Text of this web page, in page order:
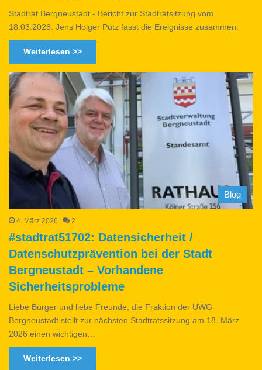
Stadtrat Bergneustadt - Bericht zur Stadtratsitzung vom
18.03.2026. Jens Holger Pütz fasst die Ereignisse zusammen.
Weiterlesen >>
Blog
4. März 2026 2
#stadtrat51702: Datensicherheit /
Datenschutzprävention bei der Stadt
Bergneustadt – Vorhandene
Sicherheitsprobleme
Liebe Bürger und liebe Freunde, die Fraktion der UWG
Bergneustadt stellt zur nächsten Stadtratssitzung am 18. März
2026 einen wichtigen…
Weiterlesen >>